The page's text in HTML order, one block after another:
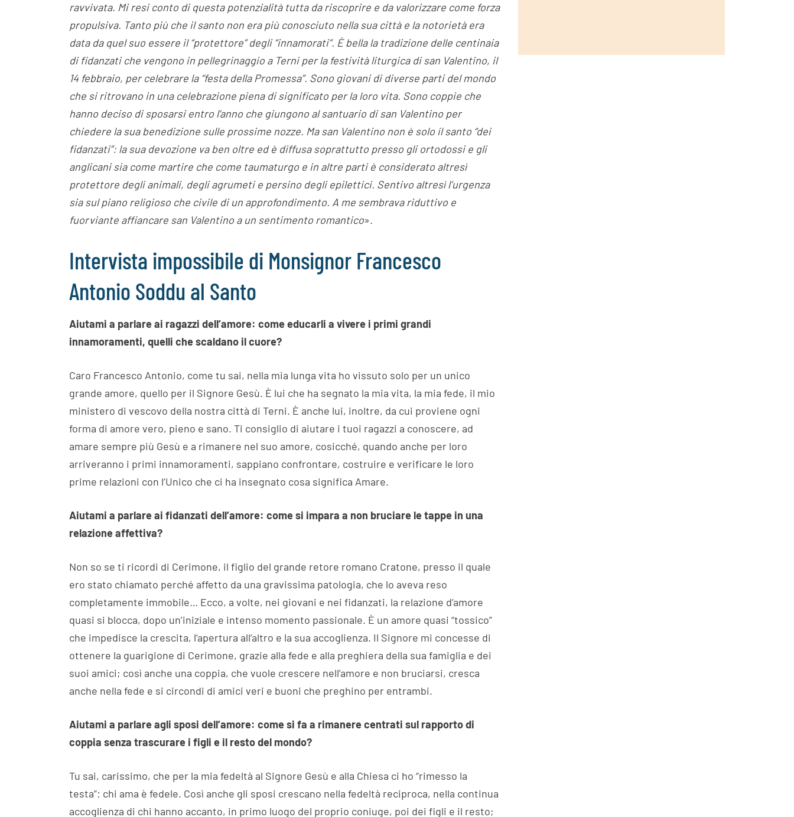
ravvivata. Mi resi conto di questa potenzialità tutta da riscoprire e da valorizzare come forza
propulsiva. Tanto più che il santo non era più conosciuto nella sua città e la notorietà era
data da quel suo essere il “protettore” degli “innamorati”. È bella la tradizione delle centinaia
di fidanzati che vengono in pellegrinaggio a Terni per la festività liturgica di san Valentino, il
14 febbraio, per celebrare la “festa della Promessa”. Sono giovani di diverse parti del mondo
che si ritrovano in una celebrazione piena di significato per la loro vita. Sono coppie che
hanno deciso di sposarsi entro l’anno che giungono al santuario di san Valentino per
chiedere la sua benedizione sulle prossime nozze. Ma san Valentino non è solo il santo “dei
fidanzati”: la sua devozione va ben oltre ed è diffusa soprattutto presso gli ortodossi e gli
anglicani sia come martire che come taumaturgo e in altre parti è considerato altresì
protettore degli animali, degli agrumeti e persino degli epilettici. Sentivo altresì l’urgenza
sia sul piano religioso che civile di un approfondimento. A me sembrava riduttivo e
fuorviante affiancare san Valentino a un sentimento romantico».
Intervista impossibile di Monsignor Francesco
Antonio Soddu al Santo
Aiutami a parlare ai ragazzi dell’amore: come educarli a vivere i primi grandi
innamoramenti, quelli che scaldano il cuore?
Caro Francesco Antonio, come tu sai, nella mia lunga vita ho vissuto solo per un unico
grande amore, quello per il Signore Gesù. È lui che ha segnato la mia vita, la mia fede, il mio
ministero di vescovo della nostra città di Terni. È anche lui, inoltre, da cui proviene ogni
forma di amore vero, pieno e sano. Ti consiglio di aiutare i tuoi ragazzi a conoscere, ad
amare sempre più Gesù e a rimanere nel suo amore, cosicché, quando anche per loro
arriveranno i primi innamoramenti, sappiano confrontare, costruire e verificare le loro
prime relazioni con l’Unico che ci ha insegnato cosa significa Amare.
Aiutami a parlare ai fidanzati dell’amore: come si impara a non bruciare le tappe in una
relazione affettiva?
Non so se ti ricordi di Cerimone, il figlio del grande retore romano Cratone, presso il quale
ero stato chiamato perché affetto da una gravissima patologia, che lo aveva reso
completamente immobile… Ecco, a volte, nei giovani e nei fidanzati, la relazione d’amore
quasi si blocca, dopo un’iniziale e intenso momento passionale. È un amore quasi “tossico”
che impedisce la crescita, l’apertura all’altro e la sua accoglienza. Il Signore mi concesse di
ottenere la guarigione di Cerimone, grazie alla fede e alla preghiera della sua famiglia e dei
suoi amici; così anche una coppia, che vuole crescere nell’amore e non bruciarsi, cresca
anche nella fede e si circondi di amici veri e buoni che preghino per entrambi.
Aiutami a parlare agli sposi dell’amore: come si fa a rimanere centrati sul rapporto di
coppia senza trascurare i figli e il resto del mondo?
Tu sai, carissimo, che per la mia fedeltà al Signore Gesù e alla Chiesa ci ho “rimesso la
testa”: chi ama è fedele. Così anche gli sposi crescano nella fedeltà reciproca, nella continua
accoglienza di chi hanno accanto, in primo luogo del proprio coniuge, poi dei figli e il resto;